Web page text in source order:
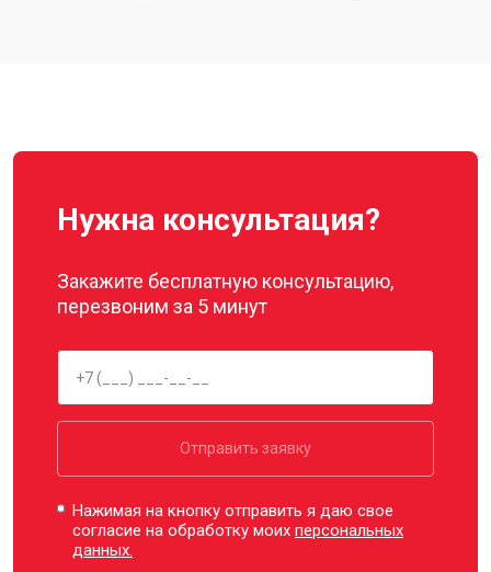
Нужна консультация?
Закажите бесплатную консультацию,
перезвоним за 5 минут
Отправить заявку
Нажимая на кнопку отправить я даю свое
согласие на обработку моихперсональных
данных.